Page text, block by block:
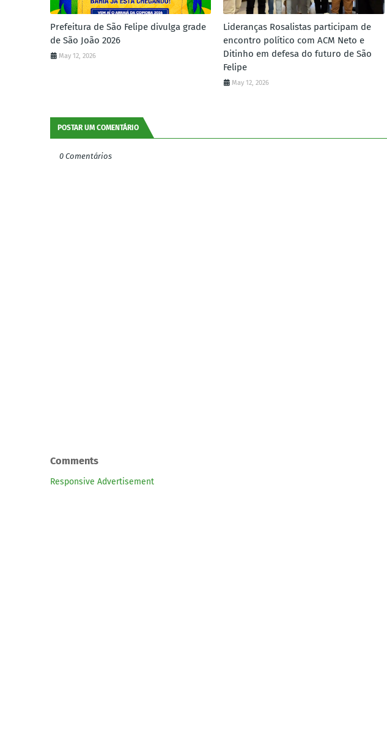
Prefeitura de São Felipe divulga grade
de São João 2026
May 12, 2026
Lideranças Rosalistas participam de
encontro político com ACM Neto e
Ditinho em defesa do futuro de São
Felipe
May 12, 2026
POSTAR UM COMENTÁRIO
0 Comentários
Comments
Responsive Advertisement